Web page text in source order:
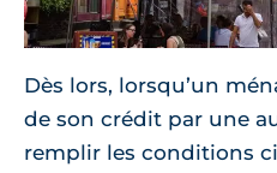
Dès lors, lorsqu’un
de son crédit par une
remplir les conditions